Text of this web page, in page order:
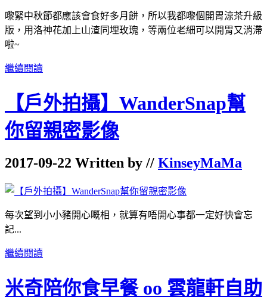
嚟緊中秋節都應該會食好多月餅，所以我都嚟個開胃涼茶升級
版，用洛神花加上山渣同埋玫瑰，等兩位老細可以開胃又消滯
啦~
繼續閱讀
【戶外拍攝】WanderSnap幫
你留親密影像
2017-09-22 Written by // KinseyMaMa
每次望到小小豬開心嘅相，就算有唔開心事都一定好快會忘
記...
繼續閱讀
米奇陪你食早餐 oo 雲龍軒自助